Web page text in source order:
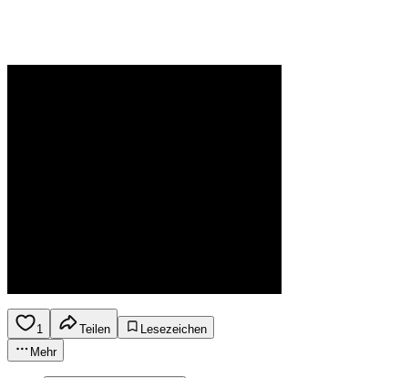
1 Teilen
Lesezeichen
Mehr